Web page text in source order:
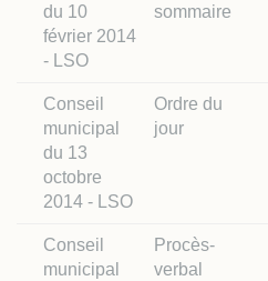
du 10
février 2014
- LSO
sommaire
Conseil
municipal
du 13
octobre
2014 - LSO
Ordre du
jour
Conseil
municipal
Procès-
verbal